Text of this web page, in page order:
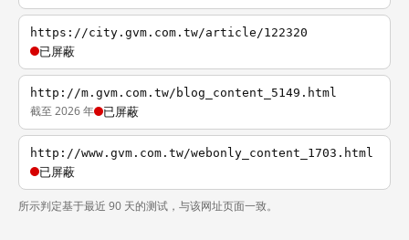
https://city.gvm.com.tw/article/122320
已屏蔽
http://m.gvm.com.tw/blog_content_5149.html
截至 2026 年 已屏蔽
http://www.gvm.com.tw/webonly_content_1703.html
已屏蔽
所示判定基于最近 90 天的测试，与该网址页面一致。